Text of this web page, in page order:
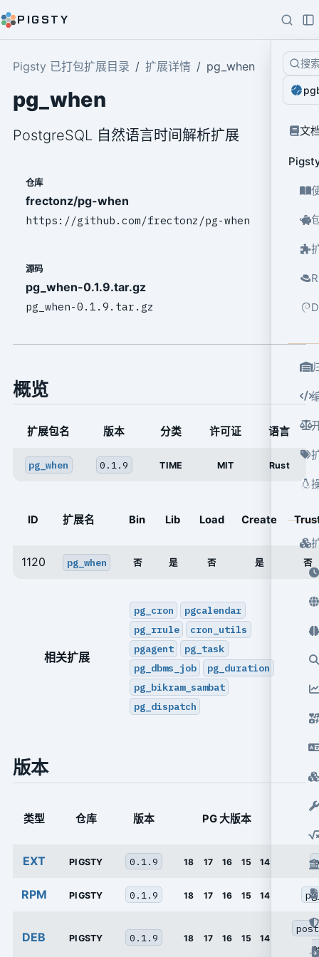
PIGSTY
搜
文
Pigsty 已打包扩展目录 扩展详情 pg_when
pg_when
PostgreSQL 自然语言时间解析扩展
仓库
frectonz/pg-when
https://github.com/frectonz/pg-when
源码
pg_when-0.1.9.tar.gz
pg_when-0.1.9.tar.gz
概览
扩展包名 版本 分类 许可证 语言
pg_when 0.1.9 TIME MIT Rust
ID 扩展名 Bin Lib Load Create
1120 pg_when 否 是 否 是 否
相关扩展
pg_cron
pgcalendar
pg_rrule
cron_utils
pgagent
pg_task
pg_dbms_job
pg_duration
pg_bikram_sambat
pg_dispatch
版本
类型 仓库 版本 PG 大版本
EXT PIGSTY 0.1.9 18 17 16 15 14
RPM PIGSTY 0.1.9 18 17 16 15 14
DEB PIGSTY 0.1.9 18 17 16 15 14